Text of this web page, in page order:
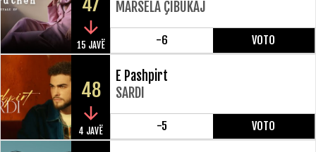
15 JAVË
MARSELA ÇIBUKAJ
-6 VOTO
48
4 JAVË
E Pashpirt
SARDI
-5 VOTO